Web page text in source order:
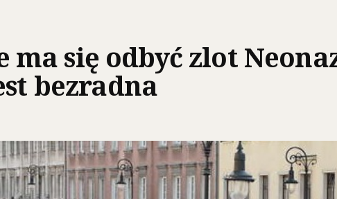
ma się odbyć zlot
bezradna